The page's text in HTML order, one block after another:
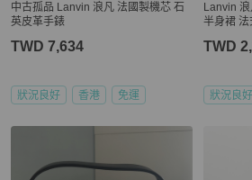
中古孤品 Lanvin 浪凡 法國製機芯 石
英皮革手錶
TWD 7,634
狀況良好 香港 免運
Lanvin
半身裙
TWD
狀況良好